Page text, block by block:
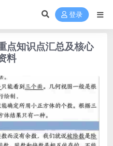
登录
点知识点汇总及核心
料